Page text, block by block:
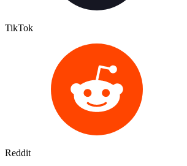
TikTok
Reddit